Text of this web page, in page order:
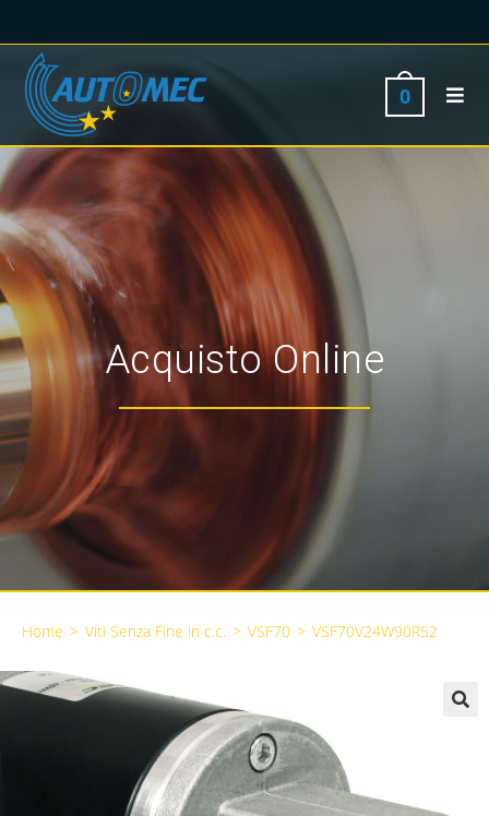
0
Acquisto Online
Home > Viti Senza Fine in c.c. > VSF70 > VSF70V24W90R52